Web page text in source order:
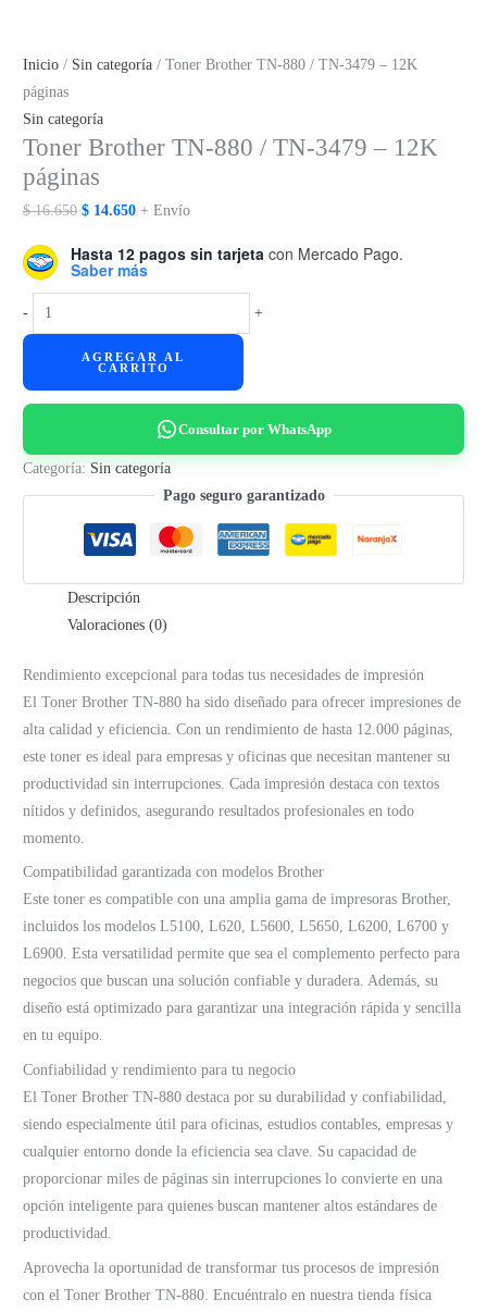
Inicio / Sin categoría / Toner Brother TN-880 / TN-3479 – 12K
páginas
Sin categoría
Toner Brother TN-880 / TN-3479 – 12K
páginas
$16.650 El
original
era:
$ 14.650El
actual
es:
+ Envío
Hasta 12 pagos sin tarjeta con Mercado Pago.
Saber más
-
Toner
Brother
3479
–
+
AGREGAR AL
CARRITO
Consultar por WhatsApp
Categoría: Sin categoría
Pago seguro garantizado
Descripción
Valoraciones (0)
Rendimiento excepcional para todas tus necesidades de impresión
El Toner Brother TN-880 ha sido diseñado para ofrecer impresiones de
alta calidad y eficiencia. Con un rendimiento de hasta 12.000 páginas,
este toner es ideal para empresas y oficinas que necesitan mantener su
productividad sin interrupciones. Cada impresión destaca con textos
nítidos y definidos, asegurando resultados profesionales en todo
momento.
Compatibilidad garantizada con modelos Brother
Este toner es compatible con una amplia gama de impresoras Brother,
incluidos los modelos L5100, L620, L5600, L5650, L6200, L6700 y
L6900. Esta versatilidad permite que sea el complemento perfecto para
negocios que buscan una solución confiable y duradera. Además, su
diseño está optimizado para garantizar una integración rápida y sencilla
en tu equipo.
Confiabilidad y rendimiento para tu negocio
El Toner Brother TN-880 destaca por su durabilidad y confiabilidad,
siendo especialmente útil para oficinas, estudios contables, empresas y
cualquier entorno donde la eficiencia sea clave. Su capacidad de
proporcionar miles de páginas sin interrupciones lo convierte en una
opción inteligente para quienes buscan mantener altos estándares de
productividad.
Aprovecha la oportunidad de transformar tus procesos de impresión
con el Toner Brother TN-880. Encuéntralo en nuestra tienda física